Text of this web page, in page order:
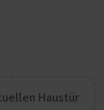
Haustür